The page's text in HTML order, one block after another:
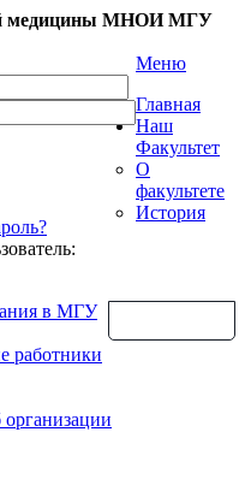
медицины МНОИ МГУ
Меню
Главная
Наш
Факультет
О
факультете
История
в МГУ
работники